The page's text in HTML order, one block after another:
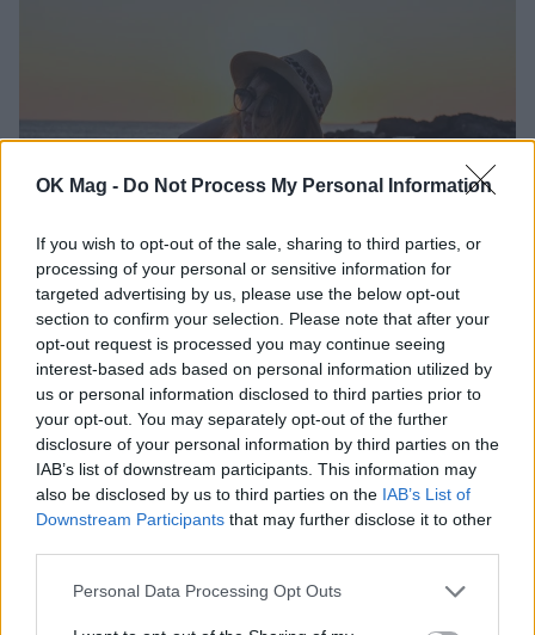
OK Mag - Do Not Process My Personal Information
If you wish to opt-out of the sale, sharing to third parties, or
processing of your personal or sensitive information for
targeted advertising by us, please use the below opt-out
section to confirm your selection. Please note that after your
opt-out request is processed you may continue seeing
interest-based ads based on personal information utilized by
us or personal information disclosed to third parties prior to
your opt-out. You may separately opt-out of the further
disclosure of your personal information by third parties on the
IAB’s list of downstream participants. This information may
also be disclosed by us to third parties on the IAB’s List of
Downstream Participants that may further disclose it to other
Personal Data Processing Opt Outs
Τα 3 ζώδια που θα δουν τη ζωή τους να
αλλάζει στο τελευταίο δεκαήμερο του
Ιουλίου
ΖΩΔΙΑ